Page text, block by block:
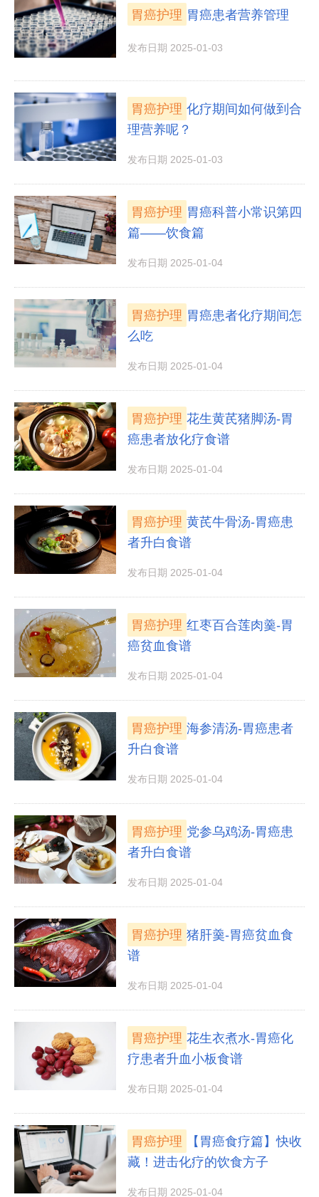
胃癌护理 胃癌患者营养管理
发布日期 2025-01-03
胃癌护理 化疗期间如何做到合
理营养呢？
发布日期 2025-01-03
胃癌护理 胃癌科普小常识第四
篇——饮食篇
发布日期 2025-01-04
胃癌护理 胃癌患者化疗期间怎
么吃
发布日期 2025-01-04
胃癌护理 花生黄芪猪脚汤-胃
癌患者放化疗食谱
发布日期 2025-01-04
胃癌护理 黄芪牛骨汤-胃癌患
者升白食谱
发布日期 2025-01-04
胃癌护理 红枣百合莲肉羹-胃
癌贫血食谱
发布日期 2025-01-04
胃癌护理 海参清汤-胃癌患者
升白食谱
发布日期 2025-01-04
胃癌护理 党参乌鸡汤-胃癌患
者升白食谱
发布日期 2025-01-04
胃癌护理 猪肝羹-胃癌贫血食
谱
发布日期 2025-01-04
胃癌护理 花生衣煮水-胃癌化
疗患者升血小板食谱
发布日期 2025-01-04
胃癌护理
【胃癌食疗篇】快收
藏！进击化疗的饮食方子
发布日期 2025-01-04